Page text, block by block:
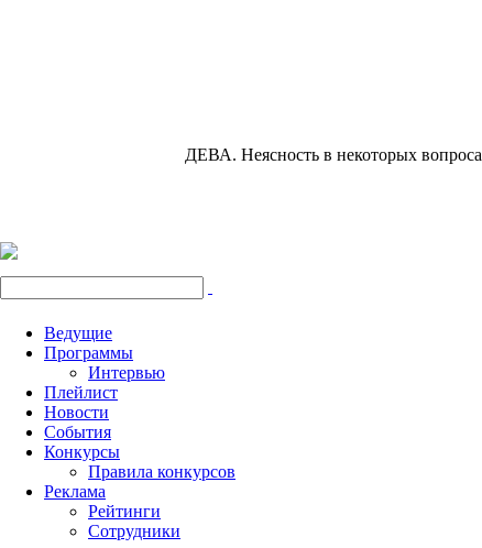
ДЕВА. Неясность в некоторых
Ведущие
Программы
Интервью
Плейлист
Новости
События
Конкурсы
Правила конкурсов
Реклама
Рейтинги
Сотрудники